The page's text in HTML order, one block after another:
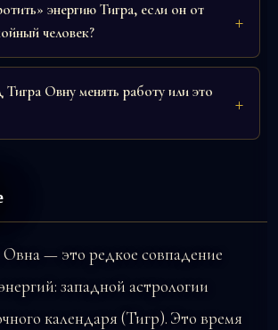
энергию Тигра, если он от
человек?
Тигра Овну менять работу или это
— это редкое совпадение
западной астрологии
календаря (Тигр). Это время